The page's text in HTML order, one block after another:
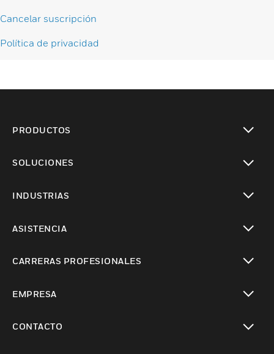
Cancelar suscripción
Política de privacidad
PRODUCTOS
SOLUCIONES
INDUSTRIAS
ASISTENCIA
CARRERAS PROFESIONALES
EMPRESA
CONTACTO